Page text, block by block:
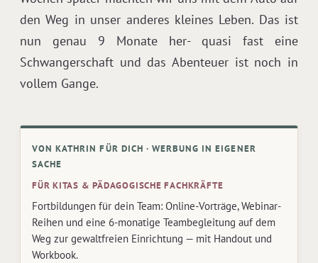
den Weg in unser anderes kleines Leben. Das ist
nun genau 9 Monate her- quasi fast eine
Schwangerschaft und das Abenteuer ist noch in
vollem Gange.
VON KATHRIN FÜR DICH · WERBUNG IN EIGENER
SACHE
FÜR KITAS & PÄDAGOGISCHE FACHKRÄFTE
Fortbildungen für dein Team: Online-Vorträge, Webinar-
Reihen und eine 6-monatige Teambegleitung auf dem
Weg zur gewaltfreien Einrichtung — mit Handout und
Workbook.